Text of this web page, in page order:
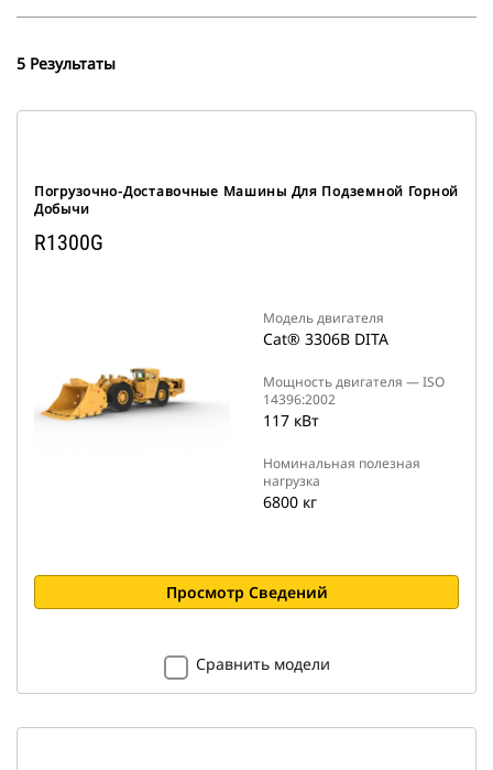
5 Результаты
Погрузочно-Доставочные Машины Для Подземной Горной
Добычи
R1300G
Модель двигателя
Cat® 3306B DITA
Мощность двигателя ― ISO
14396:2002
117 кВт
Номинальная полезная
нагрузка
6800 кг
Просмотр Сведений
Сравнить модели